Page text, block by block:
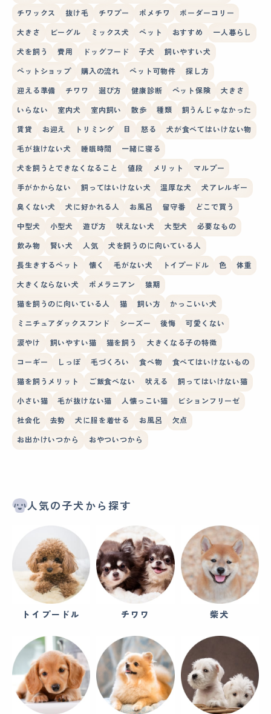
チワックス 抜け毛 チワプー ポメチワ ボーダーコリー
大きさ ビーグル ミックス犬 ペット おすすめ 一人暮らし
犬を飼う 費用 ドッグフード 子犬 飼いやすい犬
ペットショップ 購入の流れ ペット可物件 探し方
迎える準備 チワワ 選び方 健康診断 ペット保険 大きさ
いらない 室内犬 室内飼い 散歩 種類 飼うんじゃなかった
賃貸 お迎え トリミング 目 怒る 犬が食べてはいけない物
毛が抜けない犬 睡眠時間 一緒に寝る
犬を飼うとできなくなること 値段 メリット マルプー
手がかからない 飼ってはいけない犬 温厚な犬 犬アレルギー
臭くない犬 犬に好かれる人 お風呂 留守番 どこで買う
中型犬 小型犬 遊び方 吠えない犬 大型犬 必要なもの
飲み物 賢い犬 人気 犬を飼うのに向いている人
長生きするペット 懐く 毛がない犬 トイプードル 色 体重
大きくならない犬 ポメラニアン 猿期
猫を飼うのに向いている人 猫 飼い方 かっこいい犬
ミニチュアダックスフンド シーズー 後悔 可愛くない
涙やけ 飼いやすい猫 猫を飼う 大きくなる子の特徴
コーギー しっぽ 毛づくろい 食べ物 食べてはいけないもの
猫を飼うメリット ご飯食べない 吠える 飼ってはいけない猫
小さい猫 毛が抜けない猫 人懐っこい猫 ビションフリーゼ
社会化 去勢 犬に服を着せる お風呂 欠点
お出かけいつから おやついつから
人気の子犬から探す
トイプードル チワワ 柴犬